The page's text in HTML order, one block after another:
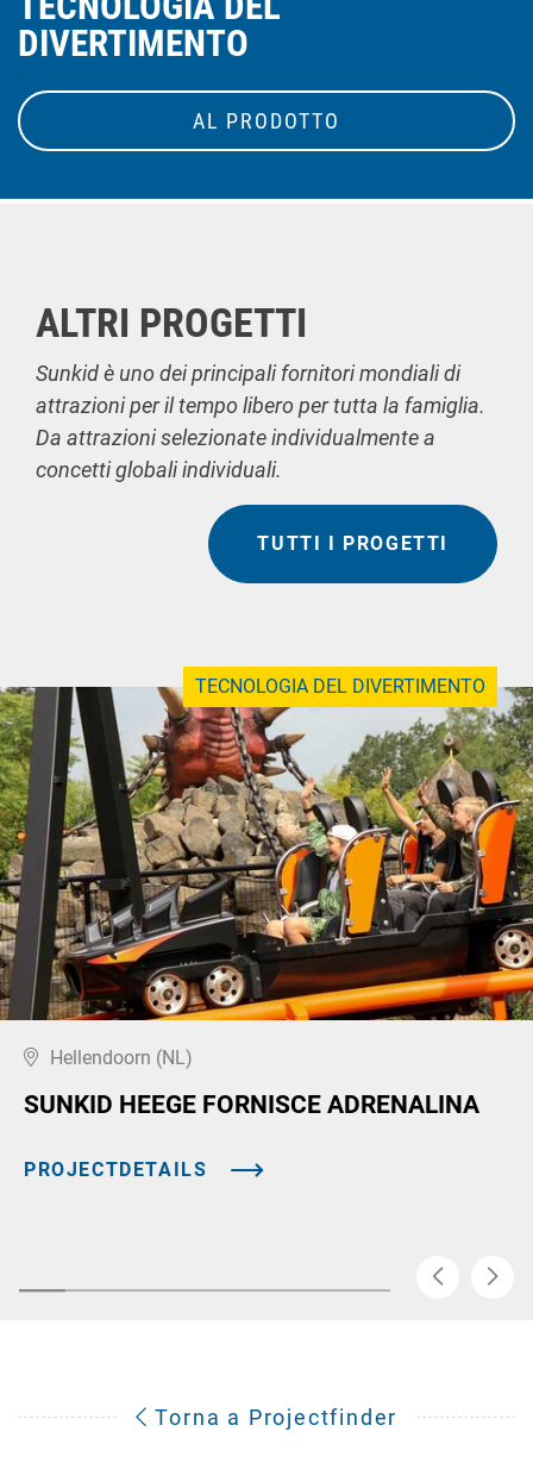
DIVERTIMENTO
AL PRODOTTO
ALTRI PROGETTI
Sunkid è uno dei principali fornitori mondiali di
attrazioni per il tempo libero per tutta la famiglia.
Da attrazioni selezionate individualmente a
concetti globali individuali.
TUTTI I PROGETTI
TECNOLOGIA DEL DIVERTIMENTO
Hellendoorn (NL)
SUNKID HEEGE FORNISCE ADRENALINA
PROJECTDETAILS
Torna a Projectfinder